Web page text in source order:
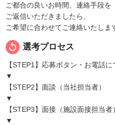
ご都合の良いお時間、連絡手段を
ご返信いただきましたら、
ご希望に合わせてご連絡いたしま
replay 選考プロセス
【STEP1】応募ボタン・お電話に
▼
【STEP2】面談（当社担当者）
▼
【STEP3】面接（施設面接担当者
▼